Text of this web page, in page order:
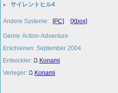
サイレントヒル4
Andere Systeme: [PC] [Xbox]
Genre: Action-Adventure
Erschienen: September 2004
Entwickler:
Konami
Verleger:
Konami